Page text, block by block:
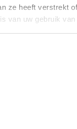
ze heeft verstrekt
van uw gebruik